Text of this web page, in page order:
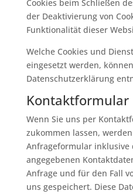
Cookies beim Schließen
der Deaktivierung von
Funktionalität dieser
Welche Cookies und
eingesetzt werden,
Datenschutzerklärung
Kontaktformular
Wenn Sie uns per
zukommen lassen,
Anfrageformular inklusive
angegebenen
Anfrage und für den Fall
uns gespeichert. Diese